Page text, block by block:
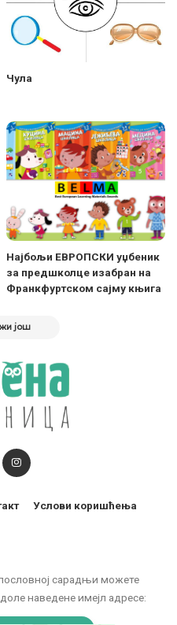
Чула
Најбољи ЕВРОПСКИ уџбеник
за предшколце изабран на
Франкфуртском сајму књига
још
сарадњи можете
наведене имејл адресе:
Услови коришћења